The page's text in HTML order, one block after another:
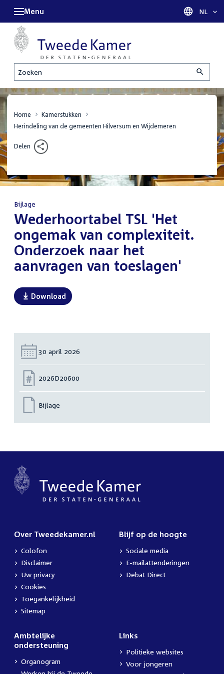
Zoeken
Menu Taal
NL
Home
Kamerstukken
Herindeling van de gemeenten Hilversum en Wijdemeren
Delen
Bijlage
:Wederhoortabel TSL 'Het
ongemak van complexiteit.
Onderzoek naar het
aanvragen van toeslagen'
Download
Datum:
30 april 2026
Nummer:
2026D20600
Bijlage
Over Tweedekamer.nl
Colofon
Disclaimer
Uw privacy
Cookies
Toegankelijkheid
Sitemap
Blijf op de hoogte
Sociale media
E-mailattenderingen
Debat Direct
Ambtelijke
ondersteuning
Organogram
Links
Politieke websites
Voor jongeren